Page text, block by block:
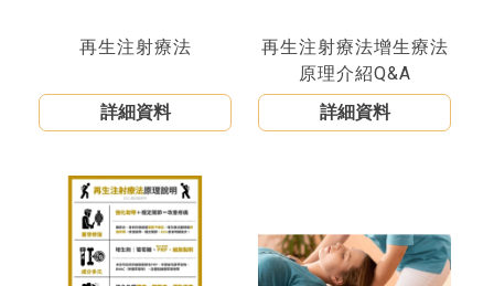
再生注射療法
詳細資料
再生注射療法增生療法
原理介紹Q&A
詳細資料